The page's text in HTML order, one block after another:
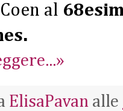
al
ElisaPavan alle